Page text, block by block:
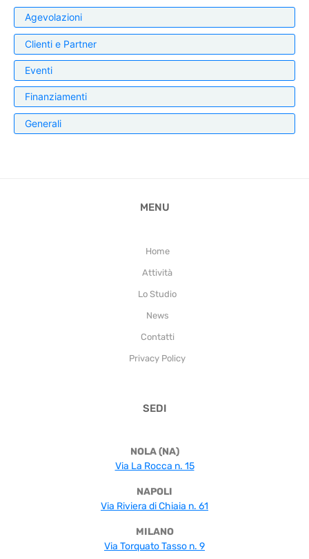
Agevolazioni
Clienti e Partner
Eventi
Finanziamenti
Generali
MENU
Home
Attività
Lo Studio
News
Contatti
Privacy Policy
SEDI
NOLA (NA)
Via La Rocca n. 15
NAPOLI
Via Riviera di Chiaia n. 61
MILANO
Via Torquato Tasso n. 9